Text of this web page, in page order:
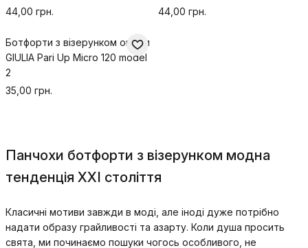
44,00 грн.
44,00 грн.
Ботфорти з візерунком оптом
GIULIA Pari Up Micro 120 model
2
35,00 грн.
Панчохи ботфорти з візерунком модна
тенденція XXI століття
Класичні мотиви завжди в моді, але іноді дуже потрібно
надати образу грайливості та азарту. Коли душа просить
свята, ми починаємо пошуки чогось особливого, не